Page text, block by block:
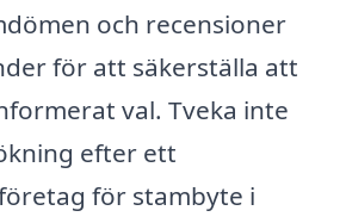
och recensioner
för att säkerställa att
val. Tveka inte
efter ett
för stambyte i